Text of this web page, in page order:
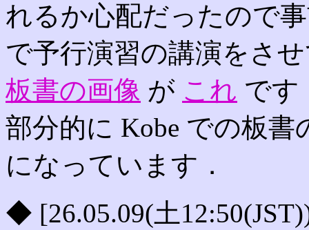
れるか心配だったので
で予行演習の講演をさ
板書の画像 が これ です
部分的に Kobe での板
になっています．
◆ [26.05.09(土